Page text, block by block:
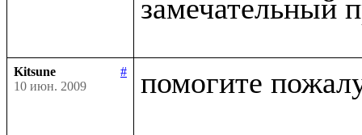
замечательный
Kitsune
#
10 июн. 2009
помогите